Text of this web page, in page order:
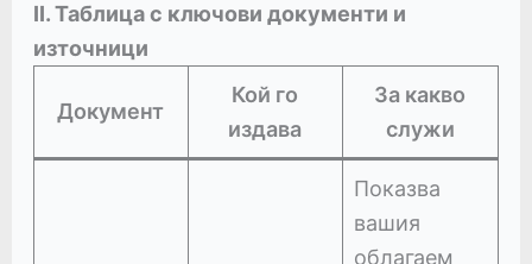
II. Таблица с ключови документи и
източници
Документ
Кой го
издава
За какво
служи
Показва
вашия
облагаем